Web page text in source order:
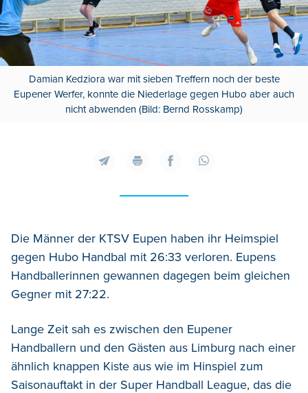
Damian Kedziora war mit sieben Treffern noch der beste
Eupener Werfer, konnte die Niederlage gegen Hubo aber auch
nicht abwenden (Bild: Bernd Rosskamp)
Die Männer der KTSV Eupen haben ihr Heimspiel
gegen Hubo Handbal mit 26:33 verloren. Eupens
Handballerinnen gewannen dagegen beim gleichen
Gegner mit 27:22.
Lange Zeit sah es zwischen den Eupener
Handballern und den Gästen aus Limburg nach einer
ähnlich knappen Kiste aus wie im Hinspiel zum
Saisonauftakt in der Super Handball League, das die